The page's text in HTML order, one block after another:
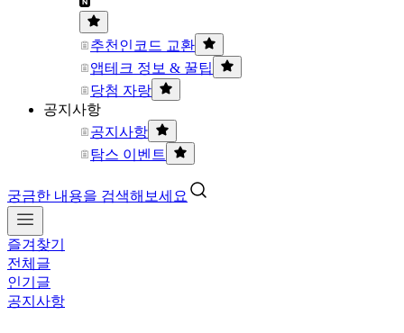
추천인코드 교환
앱테크 정보 & 꿀팁
당첨 자랑
공지사항
공지사항
탐스 이벤트
궁금한 내용을 검색해보세요
즐겨찾기
전체글
인기글
공지사항